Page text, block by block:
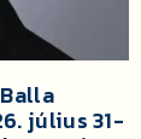
július 31-